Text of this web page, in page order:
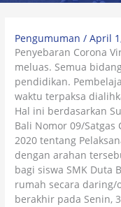
Pengumuman /April
Penyebaran Corona
meluas. Semua
pendidikan.
waktu terpaksa
Hal ini berdasarkan
Bali Nomor 09/Satgas
2020 tentang
dengan arahan
bagi siswa SMK Duta
rumah secara daring/
berakhir pada Senin,